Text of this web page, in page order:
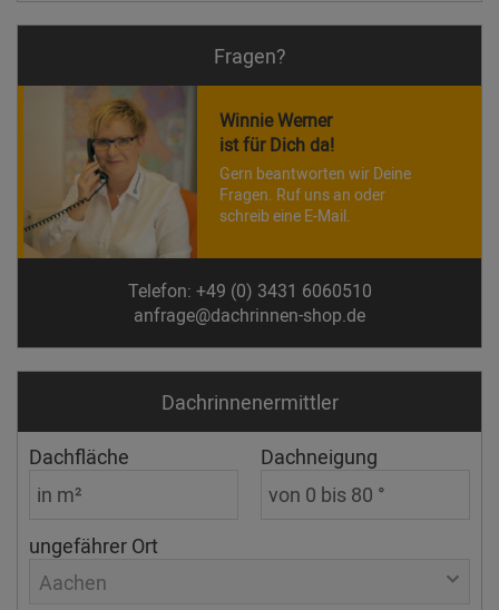
Fragen?
Winnie Werner
ist für Dich da!
Gern beantworten wir Deine
Fragen. Ruf uns an oder
schreib eine E-Mail.
Telefon: +49 (0) 3431 6060510
anfrage@dachrinnen-shop.de
Dachrinnen­ermittler
Dachfläche Dachneigung
ungefährer Ort
Aachen